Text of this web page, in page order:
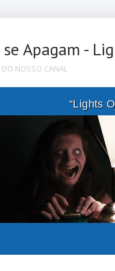
Apagam -
NOSSO CANAL
“Lights